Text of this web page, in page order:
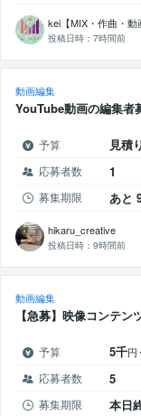
kei【MIX・作曲・動
投稿日時： 7時間前
動画編集
YouTube動画の編集
予算 見積
応募者数 1
募集期限 あと
hikaru_creative
投稿日時： 9時間前
動画編集
【急募】映像コンテ
予算 5千円
応募者数 5
募集期限 本日